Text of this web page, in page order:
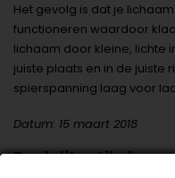
Het gevolg is dat je
functioneren waardoor
lichaam door kleine, lichte
juiste plaats en in de juiste
spierspanning laag voor
Datum: 15 maart 2018
Deel dit artikel